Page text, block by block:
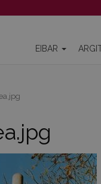
EIBAR